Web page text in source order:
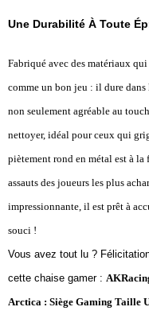
Une Durabilité À Toute
Fabriqué avec des matériaux
comme un bon jeu : il dure
non seulement agréable au
nettoyer, idéal pour ceux qui
piètement rond en métal est à la
assauts des joueurs les plus
impressionnante, il est prêt à
souci !
Vous avez tout lu ?
cette chaise gamer :
Arctica : Siège Gaming Taille